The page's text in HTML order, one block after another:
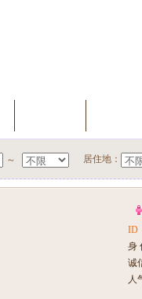
～ 居住地：
ID
身
诚
人